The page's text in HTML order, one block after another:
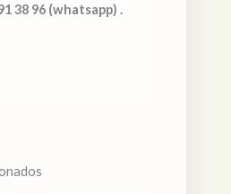
38 96 (whatsapp) .